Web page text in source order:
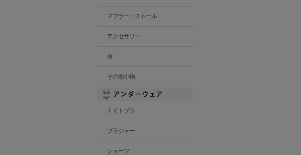
マフラー・ストール
アクセサリー
傘
その他小物
ナイトブラ
ブラジャー
ショーツ